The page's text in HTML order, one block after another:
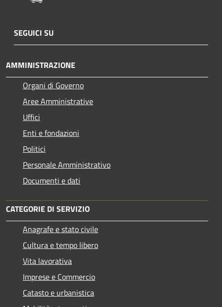
SEGUICI SU
AMMINISTRAZIONE
Organi di Governo
Aree Amministrative
Uffici
Enti e fondazioni
Politici
Personale Amministrativo
Documenti e dati
CATEGORIE DI SERVIZIO
Anagrafe e stato civile
Cultura e tempo libero
Vita lavorativa
Imprese e Commercio
Catasto e urbanistica